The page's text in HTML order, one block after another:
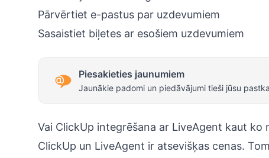
Pārvērtiet e-pastus par uzdevumiem
Sasaistiet biļetes ar esošiem uzdevumiem
Piesakieties jaunumiem
Jaunākie padomi un piedāvājumi tieši jūsu
Vai ClickUp integrēšana ar LiveAgent kaut ko
ClickUp un LiveAgent ir atsevišķas cenas.